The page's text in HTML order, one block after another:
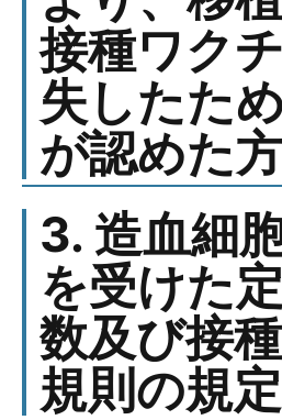
接種ワク
失したた
が認めた
3. 造血細
を受けた
数及び接
規則の規